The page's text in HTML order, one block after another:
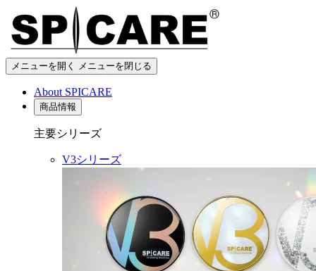
メニューを開く メニューを閉じる
About SPICARE
商品情報
主要シリーズ
V3シリーズ